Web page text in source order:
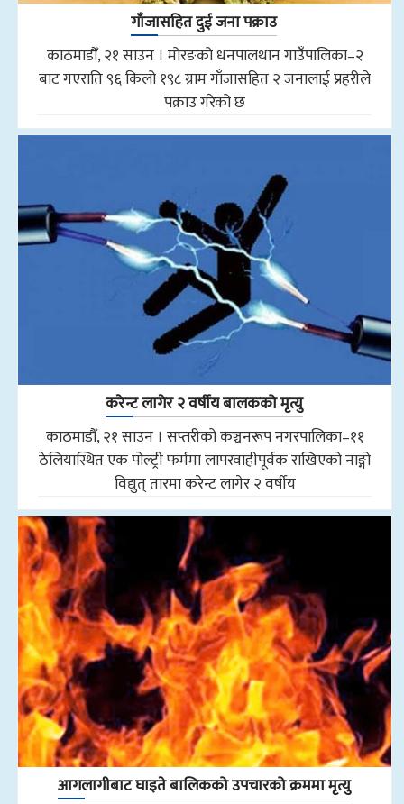
गाँजासहित दुई जना पक्राउ
काठमाडौँ, २१ साउन । मोरङको धनपालथान गाउँपालिका–२
बाट गएराति ९६ किलो १९८ ग्राम गाँजासहित २ जनालाई प्रहरीले
पक्राउ गरेको छ
करेन्ट लागेर २ वर्षीय बालकको मृत्यु
काठमाडौँ, २१ साउन । सप्तरीको कञ्चनरूप नगरपालिका–११
ठेलियास्थित एक पोल्ट्री फर्ममा लापरवाहीपूर्वक राखिएको नाङ्गो
विद्युत् तारमा करेन्ट लागेर २ वर्षीय
आगलागीबाट घाइते बालिकको उपचारको क्रममा मृत्यु